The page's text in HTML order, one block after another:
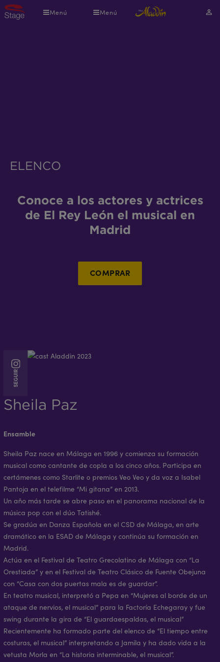
Pasar
al
Menú Menú
Mi
ELENCO
Conoce a los actores y actrices
de El Rey León el musical en
Madrid
COMPRAR
SEGUIR
Instagram
Sheila Paz
Ensamble
Sheila Paz nace en Málaga en 1996 y comienza su formación
musical como cantante de copla a los cinco años. Participa en
certámenes como Starlite o premios Veo Veo y da voz a Isabel
Pantoja en el telefilme “Mi gitana” en 2013.
Un año más tarde se abre paso en el panorama nacional de la
música pop con el dúo Tatishé.
Se gradúa en Danza Española en el CSD de Málaga, en arte
dramático en la ESAD de Málaga y continúa su formación en
Madrid.
Actúa en el Festival de Teatro Grecolatino de Málaga con “La
Orestiada” y en el Festival de Teatro Clásico de Fuente Obejuna
con “Casa con dos puertas mala es de guardar”.
En teatro musical, interpretó a Pepa en “Mujeres al borde de un
ataque de nervios, el musical” para la Factoría Echegaray y fue
swing durante la gira de “El guardaespaldas, el musical”
Recientemente ha formado parte del elenco de “El tiempo entre
costuras, el musical” interpretando a Jamila y ha dado vida a la
vetusta Morla en “La historia interminable, el musical”.